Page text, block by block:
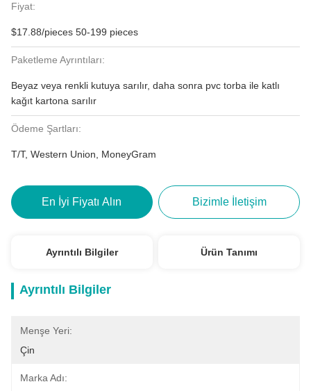
Fiyat:
$17.88/pieces 50-199 pieces
Paketleme Ayrıntıları:
Beyaz veya renkli kutuya sarılır, daha sonra pvc torba ile katlı
kağıt kartona sarılır
Ödeme Şartları:
T/T, Western Union, MoneyGram
En İyi Fiyatı Alın Bizimle İletişim
Ayrıntılı Bilgiler Ürün Tanımı
Ayrıntılı Bilgiler
Menşe Yeri:
Çin
Marka Adı: